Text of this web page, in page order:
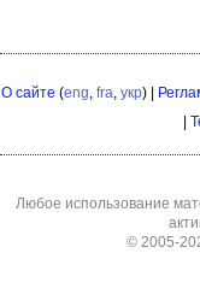
О сайте (eng, fra, укр) |
Любое использование
© 2005-